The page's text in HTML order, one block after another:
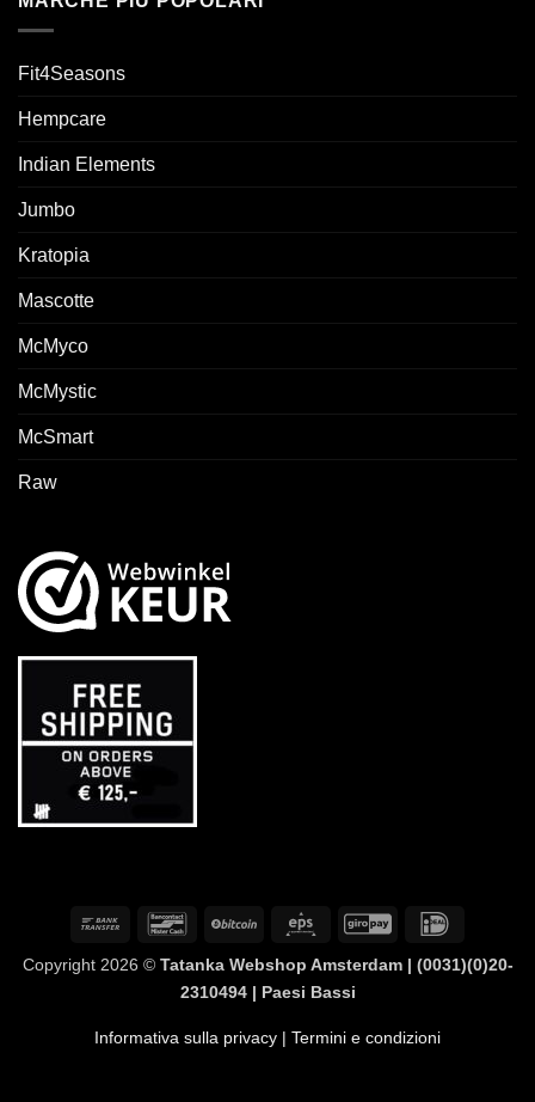
Fit4Seasons
Hempcare
Indian Elements
Jumbo
Kratopia
Mascotte
McMyco
McMystic
McSmart
Raw
Bonifico
BancontactBitCoin Eps GiroPay
Copyright 2026 © Tatanka Webshop Amsterdam | (0031)(0)20-
2310494 | Paesi Bassi
Informativa sulla privacy | Termini e condizioni